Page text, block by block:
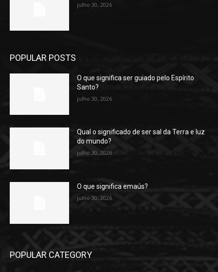
julho 30, 2026
POPULAR POSTS
O que significa ser guiado pelo Espírito
Santo?
julho 30, 2026
Qual o significado de ser sal da Terra e luz
do mundo?
julho 30, 2026
O que significa emaús?
julho 30, 2026
POPULAR CATEGORY